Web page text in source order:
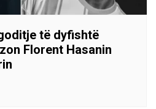
të dyfishtë
Florent Hasanin